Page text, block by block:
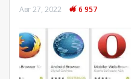
Авг 27, 2022 6 957